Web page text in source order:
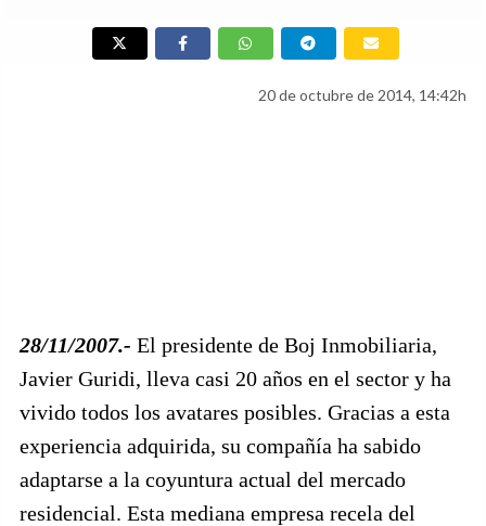
20 de octubre de 2014, 14:42h
28/11/2007.- El presidente de Boj Inmobiliaria,
Javier Guridi, lleva casi 20 años en el sector y ha
vivido todos los avatares posibles. Gracias a esta
experiencia adquirida, su compañía ha sabido
adaptarse a la coyuntura actual del mercado
residencial. Esta mediana empresa recela del